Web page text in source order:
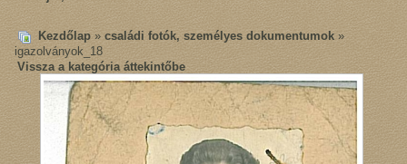
Kezdőlap»családi fotók, személyes dokumentumok »
igazolványok_18
Vissza a kategória áttekintőbe